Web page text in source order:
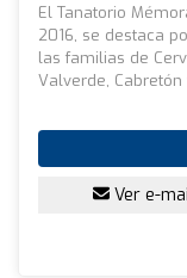
El Tanatorio
2016, se destaca
las familias de
Valverde, Cabretón
Ver e-